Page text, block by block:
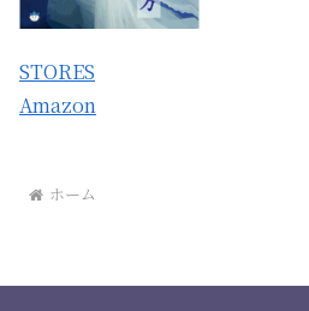
STORES
Amazon
ホーム